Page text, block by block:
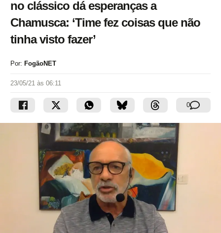
no clássico dá esperanças a
Chamusca: ‘Time fez coisas que não
tinha visto fazer’
Por: FogãoNET
23/05/21 às 06:11
0